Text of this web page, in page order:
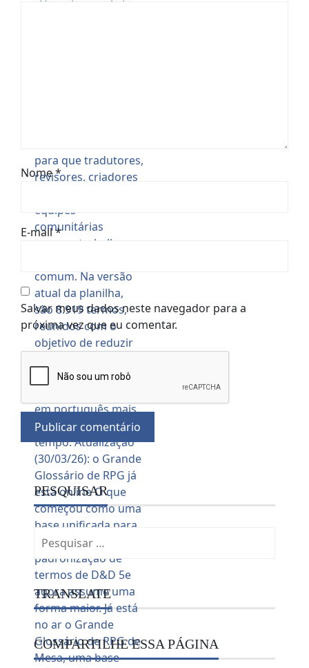
Um mito sombrio
Nome*
E-mail*
Salvar meus dados neste navegador para a
próxima vez que eu comentar.
PESQUISAR
por:
TRANSLATE
COMPARTILHE ESSA PÁGINA